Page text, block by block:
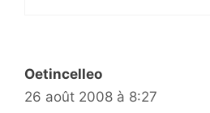
Oetincelleo
26 août 2008 à 8:27